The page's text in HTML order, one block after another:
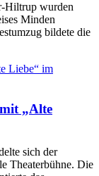
Hiltrup wurden
Minden
bildete die
„Alte
sich der
Theaterbühne. Die